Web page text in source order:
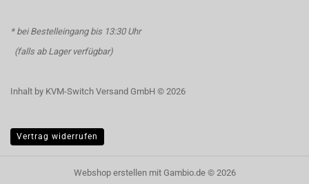
* bei Bestelleingang bis 13:30 Uhr
(falls ab Lager verfügbar)
Inhalt by KVM-Switch Versand GmbH © 2026
Vertrag widerrufen
Webshop erstellenmit Gambio.de © 2026